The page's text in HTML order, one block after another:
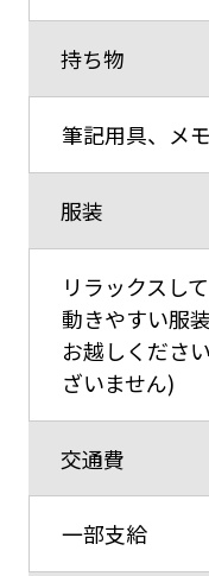
持ち物
筆記用具、メ
服装
リラックスし
動きやすい服
お越しくださ
ざいません)
交通費
一部支給